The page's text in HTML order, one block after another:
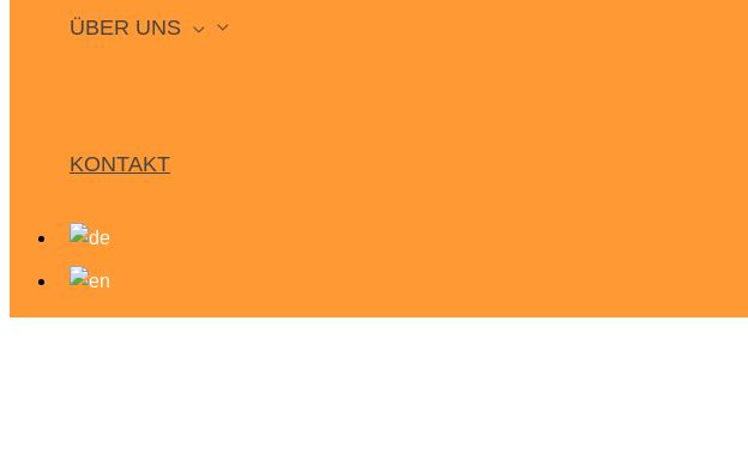
ÜBER UNS
KONTAKT